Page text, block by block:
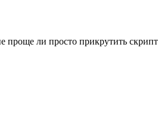
ли просто прикрутить